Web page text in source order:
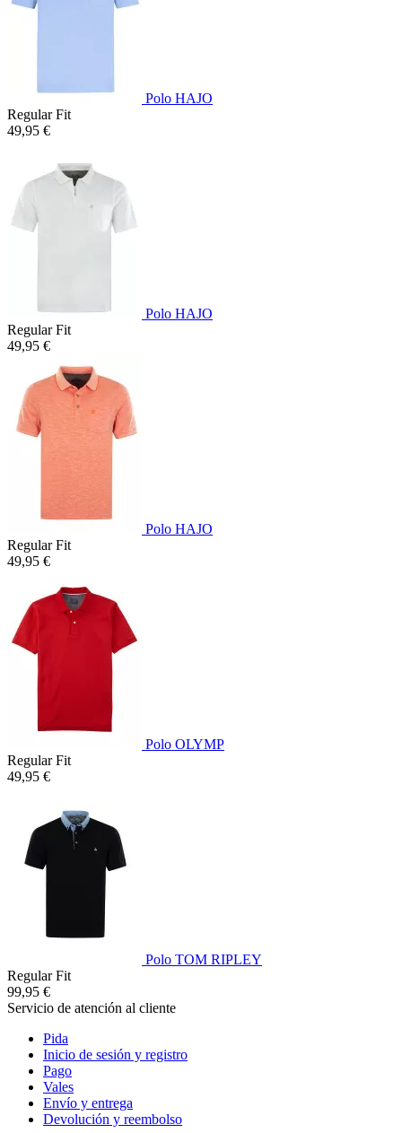
Polo HAJO
Regular Fit
49,95 €
Polo HAJO
Regular Fit
49,95 €
Polo HAJO
Regular Fit
49,95 €
Polo OLYMP
Regular Fit
49,95 €
Polo TOM RIPLEY
Regular Fit
99,95 €
Servicio de atención al cliente
Pida
Inicio de sesión y registro
Pago
Vales
Envío y entrega
Devolución y reembolso